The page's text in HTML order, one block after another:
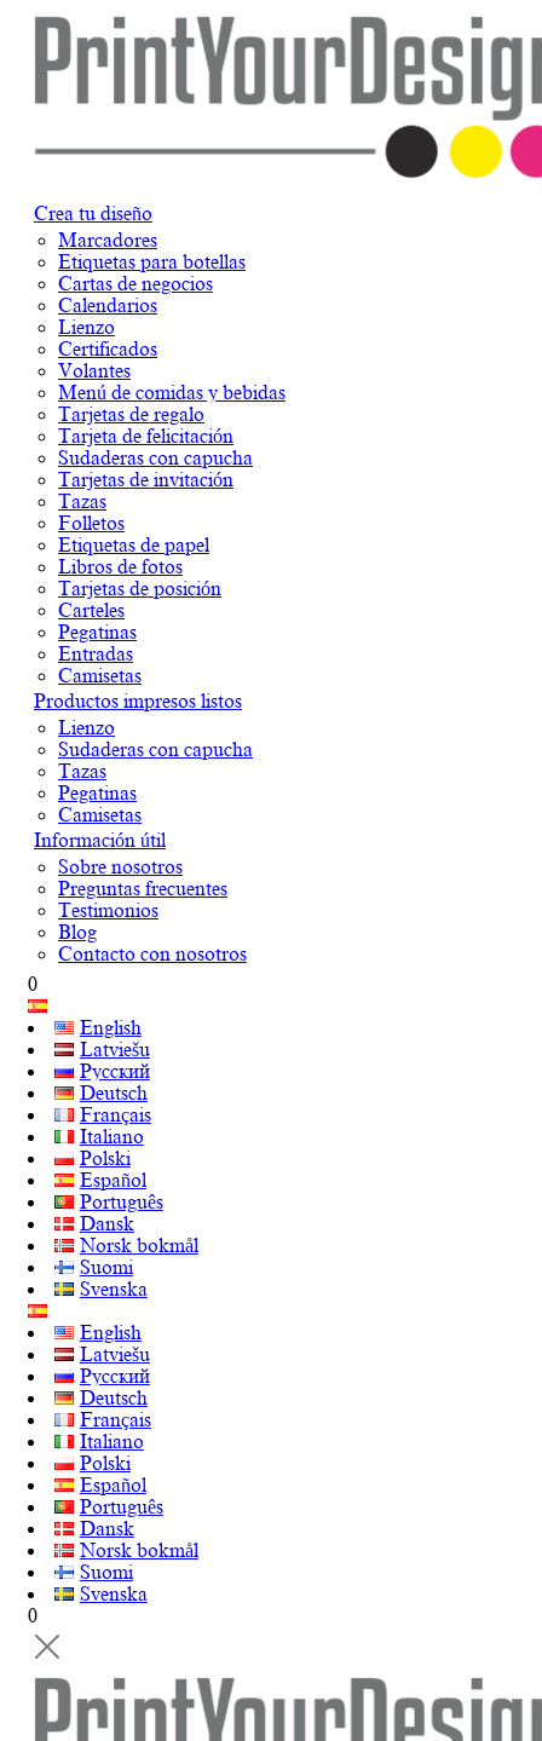
Crea tu diseño
Marcadores
Etiquetas para botellas
Cartas de negocios
Calendarios
Lienzo
Certificados
Volantes
Menú de comidas y bebidas
Tarjetas de regalo
Tarjeta de felicitación
Sudaderas con capucha
Tarjetas de invitación
Tazas
Folletos
Etiquetas de papel
Libros de fotos
Tarjetas de posición
Carteles
Pegatinas
Entradas
Camisetas
Productos impresos listos
Lienzo
Sudaderas con capucha
Tazas
Pegatinas
Camisetas
Información útil
Sobre nosotros
Preguntas frecuentes
Testimonios
Blog
Contacto con nosotros
0
English
Latviešu
Русский
Deutsch
Français
Italiano
Polski
Español
Português
Dansk
Norsk bokmål
Suomi
Svenska
English
Latviešu
Русский
Deutsch
Français
Italiano
Polski
Español
Português
Dansk
Norsk bokmål
Suomi
Svenska
0